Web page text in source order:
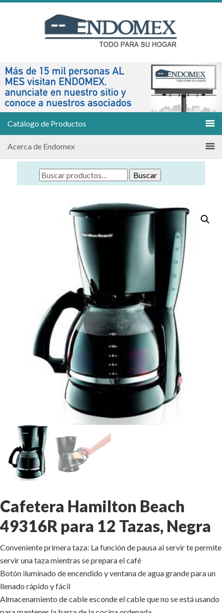
Catálogo de Productos
Acerca de Endomex
Buscar
Cafetera Hamilton Beach
49316R para 12 Tazas, Negra
Conveniente primera taza: La función de pausa al servir te permite
servir una taza mientras se prepara el café
Botón iluminado de encendido y ventana de agua grande para un
llenado rápido y fácil
Almacenamiento de cable esconde el cable que no se está usando